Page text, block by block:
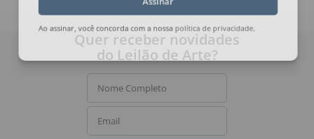
Assinar
Ao assinar, você concorda com a nossapolítica de privacidade
Quer receber novidades
do Leilão de Arte?
Nome Completo
Email